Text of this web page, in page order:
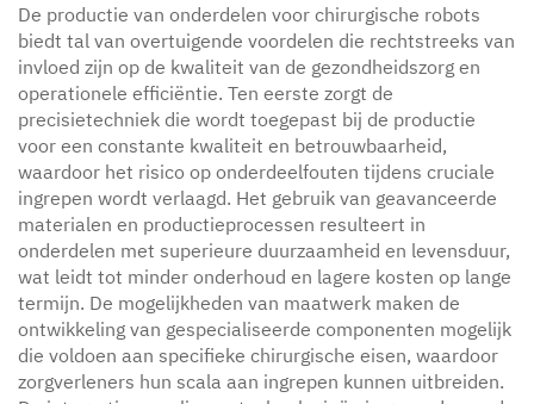
De productie van onderdelen voor chirurgische robots
biedt tal van overtuigende voordelen die rechtstreeks van
invloed zijn op de kwaliteit van de gezondheidszorg en
operationele efficiëntie. Ten eerste zorgt de
precisietechniek die wordt toegepast bij de productie
voor een constante kwaliteit en betrouwbaarheid,
waardoor het risico op onderdeelfouten tijdens cruciale
ingrepen wordt verlaagd. Het gebruik van geavanceerde
materialen en productieprocessen resulteert in
onderdelen met superieure duurzaamheid en levensduur,
wat leidt tot minder onderhoud en lagere kosten op lange
termijn. De mogelijkheden van maatwerk maken de
ontwikkeling van gespecialiseerde componenten mogelijk
die voldoen aan specifieke chirurgische eisen, waardoor
zorgverleners hun scala aan ingrepen kunnen uitbreiden.